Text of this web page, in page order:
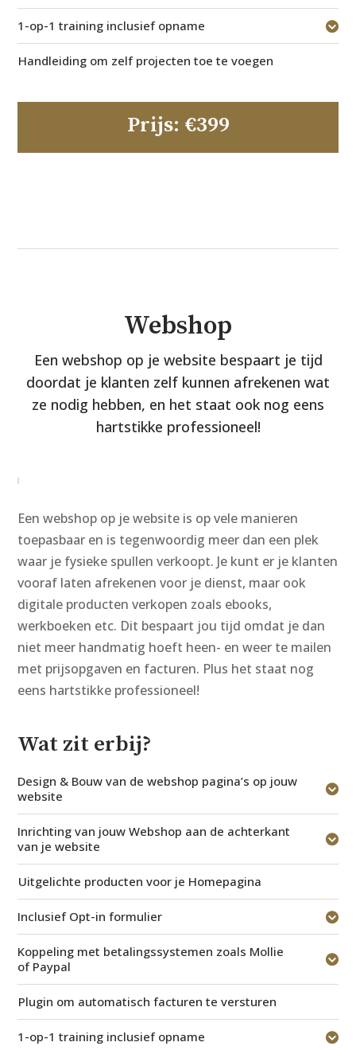
1-op-1 training inclusief opname
Handleiding om zelf projecten toe te voegen
Prijs: €399
Webshop
Een webshop op je website bespaart je tijd
doordat je klanten zelf kunnen afrekenen wat
ze nodig hebben, en het staat ook nog eens
hartstikke professioneel!
Een webshop op je website is op vele manieren
toepasbaar en is tegenwoordig meer dan een plek
waar je fysieke spullen verkoopt. Je kunt er je klanten
vooraf laten afrekenen voor je dienst, maar ook
digitale producten verkopen zoals ebooks,
werkboeken etc. Dit bespaart jou tijd omdat je dan
niet meer handmatig hoeft heen- en weer te mailen
met prijsopgaven en facturen. Plus het staat nog
eens hartstikke professioneel!
Wat zit erbij?
Design & Bouw van de webshop pagina’s op jouw
website
Inrichting van jouw Webshop aan de achterkant
van je website
Uitgelichte producten voor je Homepagina
Inclusief Opt-in formulier
Koppeling met betalingssystemen zoals Mollie
of Paypal
Plugin om automatisch facturen te versturen
1-op-1 training inclusief opname